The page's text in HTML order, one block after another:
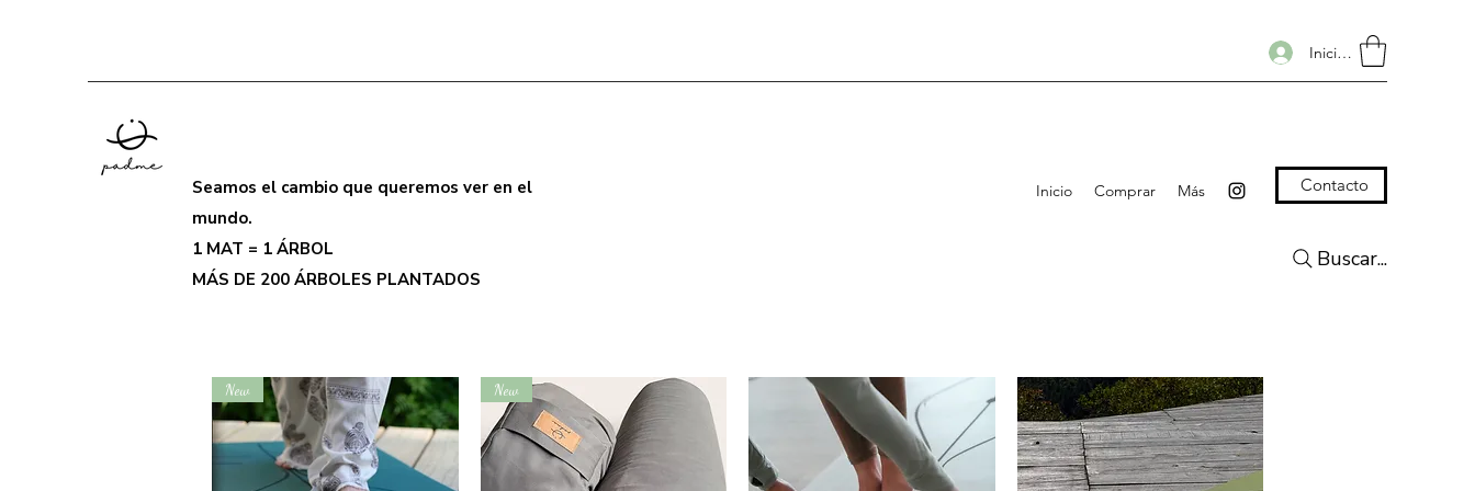
Iniciar sesión
Seamos el cambio que queremos ver en el
mundo.
1 MAT = 1 ÁRBOL
MÁS DE 200 ÁRBOLES PLANTADOS
Inicio Comprar Más Contacto
Buscar...
New New